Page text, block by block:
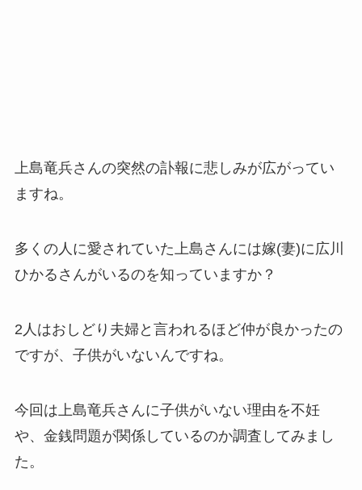
上島竜兵さんの突然の訃報に悲しみが広がってい
ますね。
多くの人に愛されていた上島さんには嫁(妻)に広川
ひかるさんがいるのを知っていますか？
2人はおしどり夫婦と言われるほど仲が良かったの
ですが、子供がいないんですね。
今回は上島竜兵さんに子供がいない理由を不妊
や、金銭問題が関係しているのか調査してみまし
た。